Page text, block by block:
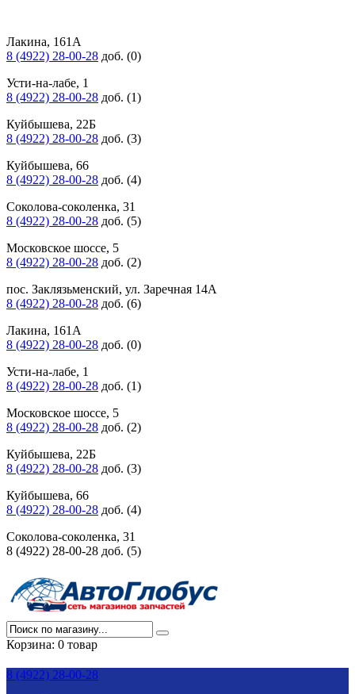
Лакина, 161А
8 (4922) 28-00-28 доб. (0)
Усти-на-лабе, 1
8 (4922) 28-00-28 доб. (1)
Куйбышева, 22Б
8 (4922) 28-00-28 доб. (3)
Куйбышева, 66
8 (4922) 28-00-28 доб. (4)
Соколова-соколенка, 31
8 (4922) 28-00-28 доб. (5)
Московское шоссе, 5
8 (4922) 28-00-28 доб. (2)
пос. Заклязьменский, ул. Заречная 14А
8 (4922) 28-00-28 доб. (6)
Лакина, 161А
8 (4922) 28-00-28 доб. (0)
Усти-на-лабе, 1
8 (4922) 28-00-28 доб. (1)
Московское шоссе, 5
8 (4922) 28-00-28 доб. (2)
Куйбышева, 22Б
8 (4922) 28-00-28 доб. (3)
Куйбышева, 66
8 (4922) 28-00-28 доб. (4)
Соколова-соколенка, 31
8 (4922) 28-00-28 доб. (5)
Корзина: 0 товар
8 (4922) 28-00-28